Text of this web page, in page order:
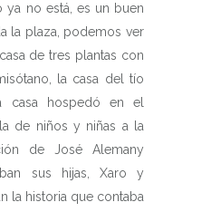
ya no está, es un buen
la plaza, podemos ver
de tres plantas con
la casa del tío
casa hospedó en el
de niños y niñas a la
de José Alemany
sus hijas, Xaro y
la historia que contaba